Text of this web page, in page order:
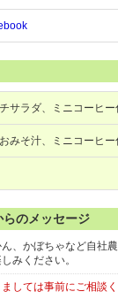
サラダ、ミニコーヒ
みそ汁、ミニコーヒー
のメッセージ
、かぼちゃなど自社
みください。
しては事前にご相談く